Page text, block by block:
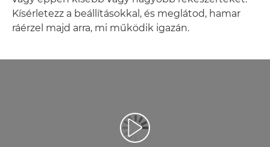
Kísérletezz a beállításokkal, és meglátod, hamar
ráérzel majd arra, mi működik igazán.
Videó lejátszása